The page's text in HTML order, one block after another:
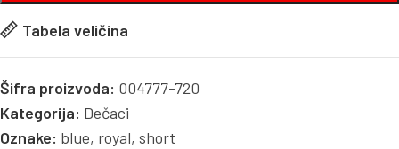
Tabela veličina
Šifra proizvoda: 004777-720
Kategorija: Dečaci
Oznake: blue, royal, short